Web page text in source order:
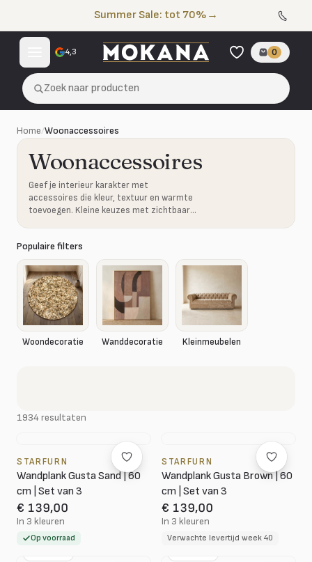
Summer Sale: tot 70% →
4,3 0
Zoek naar producten
Home/Woonaccessoires
Woonaccessoires
Geef je interieur karakter met
accessoires die kleur, textuur en warmte
toevoegen. Kleine keuzes met zichtbaar
Populaire filters
Woondecoratie Wanddecoratie Kleinmeubelen
1934 resultaten
STARFURN
Wandplank Gusta Sand | 60
cm | Set van 3
€ 139,00
In 3 kleuren
Op voorraad
STARFURN
Wandplank Gusta Brown | 60
cm | Set van 3
€ 139,00
In 3 kleuren
Verwachte levertijd week 40